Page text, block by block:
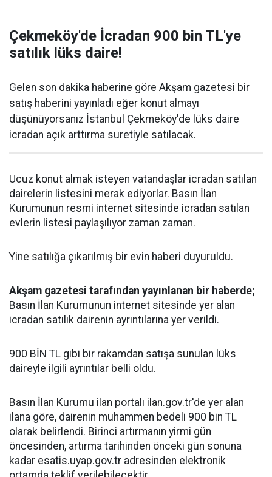
Çekmeköy'de İcradan 900 bin TL'ye
satılık lüks daire!
Gelen son dakika haberine göre Akşam gazetesi bir
satış haberini yayınladı eğer konut almayı
düşünüyorsanız İstanbul Çekmeköy'de lüks daire
icradan açık arttırma suretiyle satılacak.
Ucuz konut almak isteyen vatandaşlar icradan satılan
dairelerin listesini merak ediyorlar. Basın İlan
Kurumunun resmi internet sitesinde icradan satılan
evlerin listesi paylaşılıyor zaman zaman.
Yine satılığa çıkarılmış bir evin haberi duyuruldu.
Akşam gazetesi tarafından yayınlanan bir haberde;
Basın İlan Kurumunun internet sitesinde yer alan
icradan satılık dairenin ayrıntılarına yer verildi.
900 BİN TL gibi bir rakamdan satışa sunulan lüks
daireyle ilgili ayrıntılar belli oldu.
Basın İlan Kurumu ilan portalı ilan.gov.tr'de yer alan
ilana göre, dairenin muhammen bedeli 900 bin TL
olarak belirlendi. Birinci artırmanın yirmi gün
öncesinden, artırma tarihinden önceki gün sonuna
kadar esatis.uyap.gov.tr adresinden elektronik